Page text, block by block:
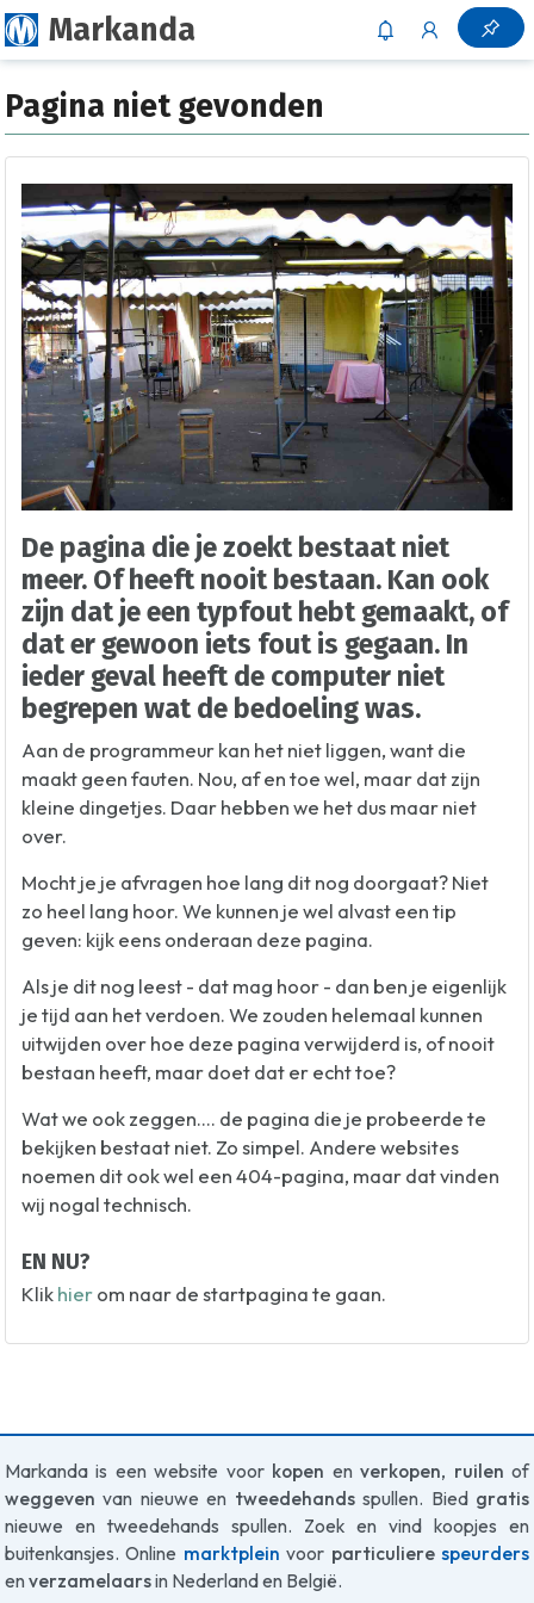
Markanda
Pagina niet gevonden
De pagina die je zoekt bestaat niet
meer. Of heeft nooit bestaan. Kan ook
zijn dat je een typfout hebt gemaakt, of
dat er gewoon iets fout is gegaan. In
ieder geval heeft de computer niet
begrepen wat de bedoeling was.
Aan de programmeur kan het niet liggen, want die
maakt geen fauten. Nou, af en toe wel, maar dat zijn
kleine dingetjes. Daar hebben we het dus maar niet
over.
Mocht je je afvragen hoe lang dit nog doorgaat? Niet
zo heel lang hoor. We kunnen je wel alvast een tip
geven: kijk eens onderaan deze pagina.
Als je dit nog leest - dat mag hoor - dan ben je eigenlijk
je tijd aan het verdoen. We zouden helemaal kunnen
uitwijden over hoe deze pagina verwijderd is, of nooit
bestaan heeft, maar doet dat er echt toe?
Wat we ook zeggen.... de pagina die je probeerde te
bekijken bestaat niet. Zo simpel. Andere websites
noemen dit ook wel een 404-pagina, maar dat vinden
wij nogal technisch.
EN NU?
Klik hier om naar de startpagina te gaan.
Markanda is een website voor kopen enverkopen, ruilen of
weggeven van nieuwe en tweedehandsspullen. Bied gratis
nieuwe en tweedehands spullen. Zoek en vind koopjes en
buitenkansjes. Online marktplein voor particulierespeurders
en verzamelaarsin Nederland en België.